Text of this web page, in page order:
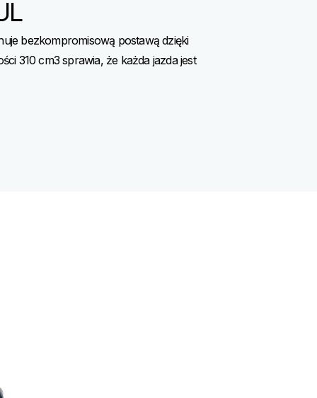
bezkompromisową postawą dzięki
310 cm3 sprawia, że ​​każda jazda jest